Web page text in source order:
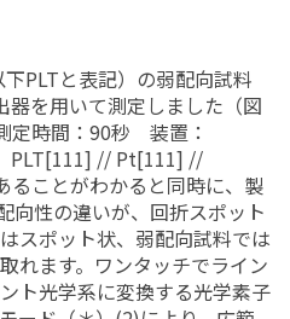
PLTと表記）の弱配向試料
器を用いて測定しました（図
定時間：90秒 装置：
PLT[111] // Pt[111] //
ことがわかると同時に、製
向性の違いが、回折スポット
スポット状、弱配向試料では
れます。ワンタッチでライン
ト光学系に変換する光学素子